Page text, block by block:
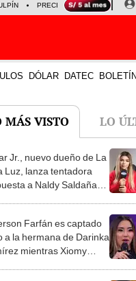
PRECIO DEL DÓLAR
DÓLAR DATEC BOLETÍN
MÁS VISTO LO
Jr., nuevo dueño de La
Luz, lanza tentadora
a Naldy Saldaña
ley”Farfán es captado
a la hermana de Darinka
mientras Xiomy